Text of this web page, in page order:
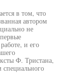
в том, что
автором
не
и его
Ф. Тристана,